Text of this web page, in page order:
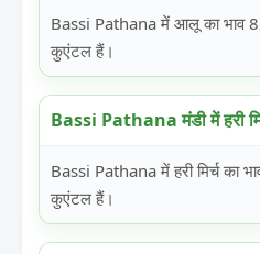
Bassi Pathana में आलू का भाव
कुएंटल हैं।
Bassi Pathana मंडी में हरी
Bassi Pathana में हरी मिर्च का
कुएंटल हैं।